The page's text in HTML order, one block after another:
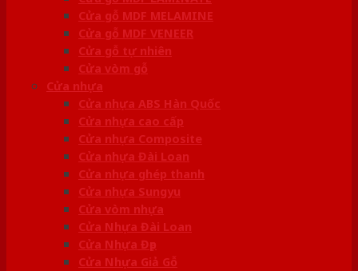
Cửa gỗ MDF MELAMINE
Cửa gỗ MDF VENEER
Cửa gỗ tự nhiên
Cửa vòm gỗ
Cửa nhựa
Cửa nhựa ABS Hàn Quốc
Cửa nhựa cao cấp
Cửa nhựa Composite
Cửa nhựa Đài Loan
Cửa nhựa ghép thanh
Cửa nhựa Sungyu
Cửa vòm nhựa
Cửa Nhựa Đài Loan
Cửa Nhựa Đẹp
Cửa Nhựa Giả Gỗ